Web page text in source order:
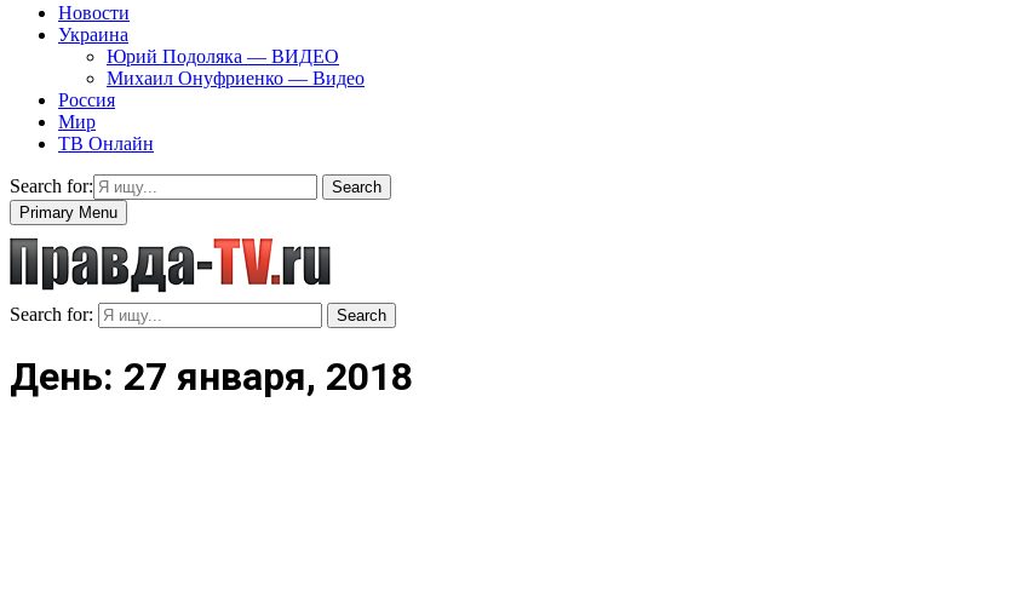
Новости
Украина
Юрий Подоляка — ВИДЕО
Михаил Онуфриенко — Видео
Россия
Мир
ТВ Онлайн
Search for:
Search
Primary Menu
Search for: Search
День: 27 января, 2018